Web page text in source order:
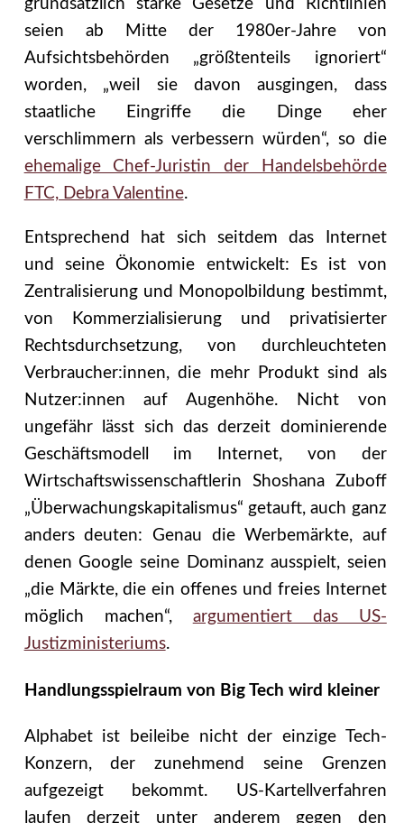
grundsätzlich starke Gesetze und Richtlinien
seien ab Mitte der 1980er-Jahre von
Aufsichtsbehörden „größtenteils ignoriert“
worden, „weil sie davon ausgingen, dass
staatliche Eingriffe die Dinge eher
verschlimmern als verbessern würden“, so die
ehemalige Chef-Juristin der Handelsbehörde
FTC, Debra Valentine.
Entsprechend hat sich seitdem das Internet
und seine Ökonomie entwickelt: Es ist von
Zentralisierung und Monopolbildung bestimmt,
von Kommerzialisierung und privatisierter
Rechtsdurchsetzung, von durchleuchteten
Verbraucher:innen, die mehr Produkt sind als
Nutzer:innen auf Augenhöhe. Nicht von
ungefähr lässt sich das derzeit dominierende
Geschäftsmodell im Internet, von der
Wirtschaftswissenschaftlerin Shoshana Zuboff
„Überwachungskapitalismus“ getauft, auch ganz
anders deuten: Genau die Werbemärkte, auf
denen Google seine Dominanz ausspielt, seien
„die Märkte, die ein offenes und freies Internet
möglich machen“, argumentiert das US-
Justizministeriums.
Handlungsspielraum von Big Tech wird kleiner
Alphabet ist beileibe nicht der einzige Tech-
Konzern, der zunehmend seine Grenzen
aufgezeigt bekommt. US-Kartellverfahren
laufen derzeit unter anderem gegen den